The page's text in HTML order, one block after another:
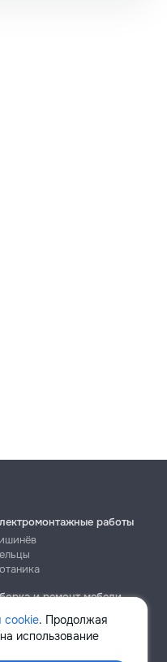
cookie. Продолжая
использование
работы
и ремонт мебели